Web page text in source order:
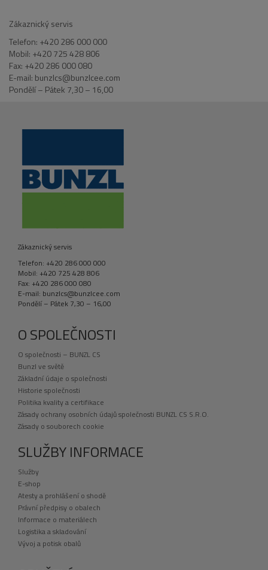
Zákaznický servis
Telefon: +420 286 000 000
Mobil: +420 725 428 806
Fax: +420 286 000 080
E-mail: bunzlcs@bunzlcee.com
Pondělí – Pátek 7,30 – 16,00
Zákaznický servis
Telefon: +420 286 000 000
Mobil: +420 725 428 806
Fax: +420 286 000 080
E-mail: bunzlcs@bunzlcee.com
Pondělí – Pátek 7,30 – 16,00
O SPOLEČNOSTI
O společnosti – BUNZL CS
Bunzl ve světě
Základní údaje o společnosti
Historie společnosti
Politika kvality a certifikace
Zásady ochrany osobních údajů společnosti BUNZL CS S.R.O.
Zásady o souborech cookie
SLUŽBY INFORMACE
Služby
E-shop
Atesty a prohlášení o shodě
Právní předpisy o obalech
Informace o materiálech
Logistika a skladování
Vývoj a potisk obalů